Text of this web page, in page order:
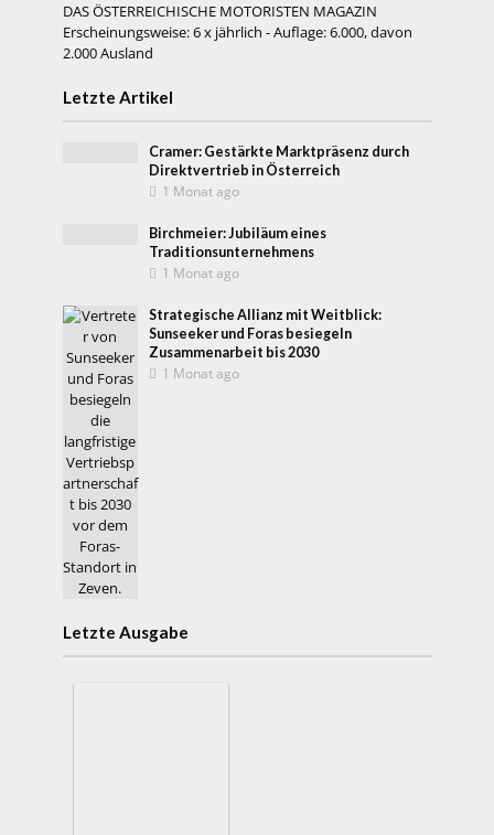
DAS ÖSTERREICHISCHE MOTORISTEN MAGAZIN
Erscheinungsweise: 6 x jährlich - Auflage: 6.000, davon
2.000 Ausland
Letzte Artikel
Cramer: Gestärkte Marktpräsenz durch
Direktvertrieb in Österreich
1 Monat ago
Birchmeier: Jubiläum eines
Traditionsunternehmens
1 Monat ago
Strategische Allianz mit Weitblick:
Sunseeker und Foras besiegeln
Zusammenarbeit bis 2030
1 Monat ago
Letzte Ausgabe